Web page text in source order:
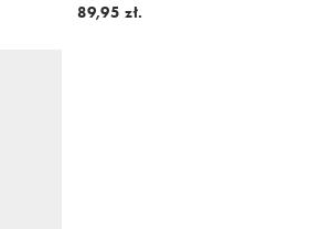
bieli i beżowym z efektem tie dye
89,95 zł.